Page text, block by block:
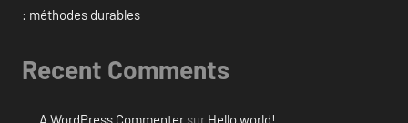
: méthodes durables
Recent Comments
A WordPress Commentersur Hello world!